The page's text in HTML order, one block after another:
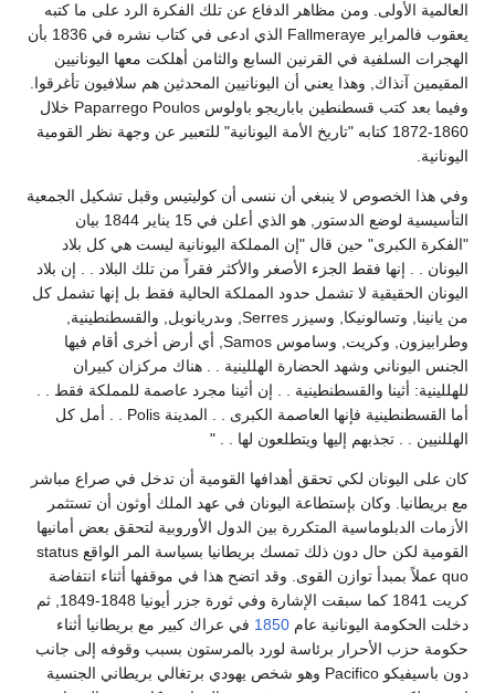
العالمية الأولى. ومن مظاهر الدفاع عن تلك الفكرة الرد على ما كتبه
يعقوب فالمراير Fallmeraye الذي ادعى في كتاب نشره في 1836 بأن
الهجرات السلفية في القرنين السابع والثامن أهلكت معها اليونانيين
المقيمين آنذاك, وهذا يعني أن اليونانيين المحدثين هم سلافيون تأغرقوا.
وفيما بعد كتب قسطنطين باباريجو باولوس Paparrego Poulos خلال
1860-1872 كتابه "تاريخ الأمة اليونانية" للتعبير عن وجهة نظر القومية
اليونانية.
وفي هذا الخصوص لا ينبغي أن ننسى أن كوليتيس وقبل تشكيل الجمعية
التأسيسية لوضع الدستور, هو الذي أعلن في 15 يناير 1844 بيان
"الفكرة الكبرى" حين قال "إن المملكة اليونانية ليست هي كل بلاد
اليونان . . إنها فقط الجزء الأصغر والأكثر فقراً من تلك البلاد . . إن بلاد
اليونان الحقيقية لا تشمل حدود المملكة الحالية فقط بل إنها تشمل كل
من يانينا, وتسالونيكا, وسيزر Serres, وىدريانوبل, والقسطنطينية,
وطرابيزون, وكريت, وساموس Samos, أي أرض أخرى أقام فيها
الجنس اليوناني وشهد الحضارة الهللينية . . هناك مركزان كبيران
للهللينية: أثينا والقسطنطينية . . إن أثينا مجرد عاصمة للمملكة فقط . .
أما القسطنطينية فإنها العاصمة الكبرى . . المدينة Polis . . أمل كل
الهللنيين . . تجذبهم إليها ويتطلعون لها . . "
كان على اليونان لكي تحقق أهدافها القومية أن تدخل في صراع مباشر
مع بريطانيا. وكان بإستطاعة اليونان في عهد الملك أوثون أن تستثمر
الأزمات الدبلوماسية المتكررة بين الدول الأوروبية لتحقق بعض أمانيها
القومية لكن حال دون ذلك تمسك بريطانيا بسياسة المر الواقع status
quo عملاً بمبدأ توازن القوى. وقد اتضح هذا في موقفها أثناء انتفاضة
كريت 1841 كما سبقت الإشارة وفي ثورة جزر أيونيا 1848-1849, ثم
دخلت الحكومة اليونانية عام 1850 في عراك كبير مع بريطانيا أثناء
حكومة حزب الأحرار برئاسة لورد بالمرستون بسبب وقوفه إلى جانب
دون باسيفيكو Pacifico وهو شخص يهودي برتغالي بريطاني الجنسية